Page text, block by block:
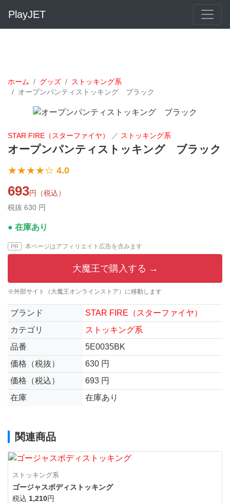
PlayJET
ホーム グッズ
ストッキング系
オープンパンティストッキング ブラック
STAR FIRE（スターファイヤ） ／ ストッキング系
オープンパンティストッキング ブラック
★★★★☆ 4.0
693円（税込）
税抜 630 円
● 在庫あり
PR 本ページはアフィリエイト広告を含みます
大魔王で購入する →
※外部サイト（大魔王オンラインストア）に移動します
ブランド
STAR FIRE（スターファイヤ）
カテゴリ
ストッキング系
品番
5E0035BK
価格（税抜）
630 円
価格（税込）
693 円
在庫
在庫あり
関連商品
ストッキング系
ゴージャスボディストッキング
税込 1,210円